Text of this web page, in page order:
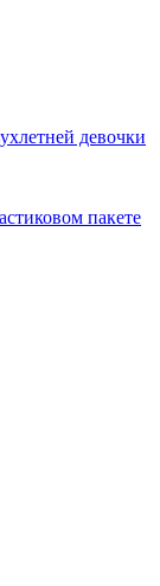
девочки
пакете